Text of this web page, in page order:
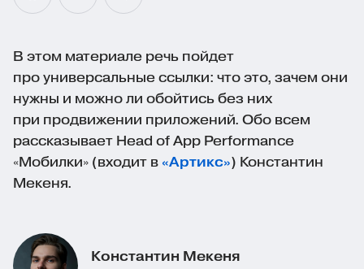
В этом материале речь пойдет
про универсальные ссылки: что это, зачем они
нужны и можно ли обойтись без них
при продвижении приложений. Обо всем
рассказывает Head of App Performance
«Мобилки» (входит в «Артикс») Константин
Мекеня.
Константин Мекеня